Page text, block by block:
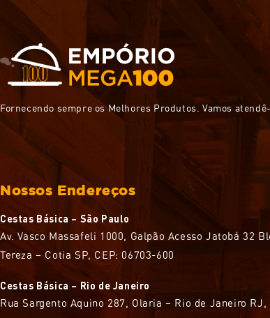
Fornecendo sempre os Melhores Produtos. Vamos atendê-
Nossos Endereços
Cestas Básica – São Paulo
Av. Vasco Massafeli 1000, Galpão Acesso Jatobá 32
Tereza – Cotia SP, CEP: 06703-600
Cestas Básica – Rio de Janeiro
Rua Sargento Aquino 287, Olaria – Rio de Janeiro RJ,